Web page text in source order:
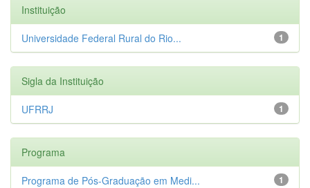
Instituição
1
Universidade Federal Rural do Rio...
Sigla da Instituição
1
UFRRJ
Programa
1
Programa de Pós-Graduação em Medi...